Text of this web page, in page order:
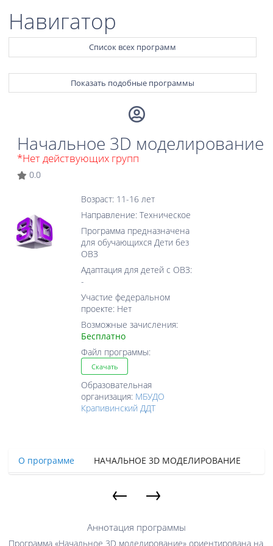
Навигатор
Список всех программ
Показать подобные программы
Начальное 3D моделирование
*Нет действующих групп
0.0
Возраст: 11-16 лет
Направление: Техническое
Программа предназначена
для обучающихся Дети без
ОВЗ
Адаптация для детей с ОВЗ:
-
Участие федеральном
проекте: Нет
Возможные зачисления:
Бесплатно
Файл программы:
Скачать
Образовательная
организация: МБУДО
Крапивинский ДДТ
О программе НАЧАЛЬНОЕ 3D МОДЕЛИРОВАНИЕ
← →
Аннотация программы
Программа «Начальное 3D моделирование» ориентирована на